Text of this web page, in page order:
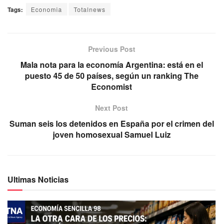
Tags: Economia Totalnews
Previous Post
Mala nota para la economía Argentina: está en el
puesto 45 de 50 países, según un ranking The
Economist
Next Post
Suman seis los detenidos en España por el crimen del
joven homosexual Samuel Luiz
Ultimas Noticias